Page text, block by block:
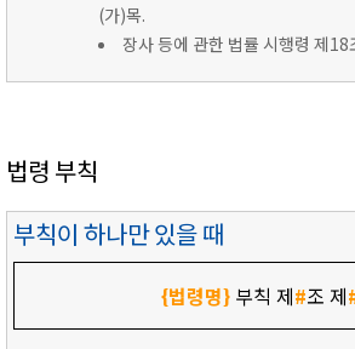
(가)목.
장사 등에 관한 법률 시행령 제18
법령 부칙
부칙이 하나만 있을 때
{법령명}부칙 제#조 제